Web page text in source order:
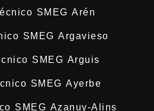
SMEG Arén
SMEG Argavieso
SMEG Arguis
SMEG Ayerbe
SMEG Azanuy-Alins